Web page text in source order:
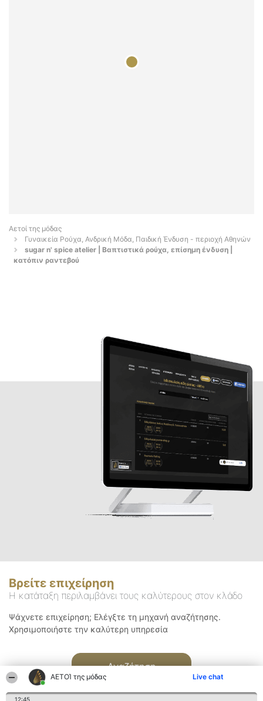
ΑΕΤΟΊ της μόδας Live chat
12:45
Αετοί της μόδας
Γυναικεία Ρούχα, Ανδρική Μόδα, Παιδική Ένδυση - περιοχή Αθηνών
sugar n' spice atelier | Βαπτιστικά ρούχα, επίσημη ένδυση |
κατόπιν ραντεβού
Βρείτε επιχείρηση
Η κατάταξη περιλαμβάνει τους καλύτερους στον κλάδο
Ψάχνετε επιχείρηση; Ελέγξτε τη μηχανή αναζήτησης.
Χρησιμοποιήστε την καλύτερη υπηρεσία
Αναζήτηση